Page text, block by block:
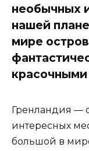
необычных
нашей
мире
красочными
Гренландия —
интересных
большой в